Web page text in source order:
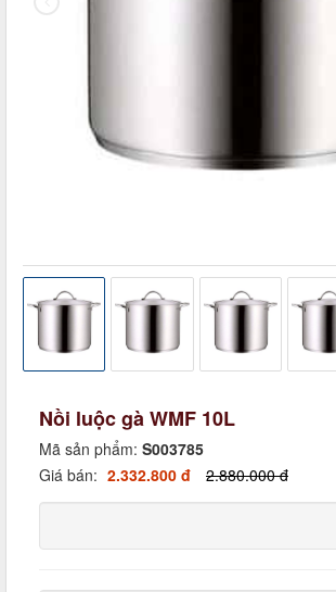
Nồi luộc gà WMF 10L
Mã sản phẩm: S003785
Giá bán: 2.332.800 đ 2.880.000 đ